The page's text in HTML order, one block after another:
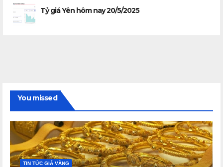
Tỷ giá Yên hôm nay 20/5/2025
You missed
TIN TỨC GIÁ VÀNG